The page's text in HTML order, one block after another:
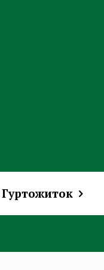
Гуртожиток
Гуртожиток